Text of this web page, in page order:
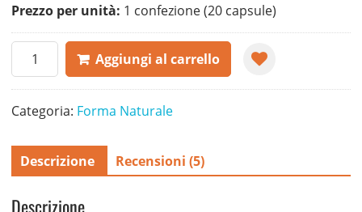
Prezzo per unità: 1 confezione (20 capsule)
Dietoll
quantità
Aggiungi al carrello
Categoria: Forma Naturale
Descrizione Recensioni (5)
Descrizione